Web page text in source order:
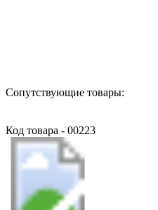
Сопутствующие товары:
Код товара - 00223